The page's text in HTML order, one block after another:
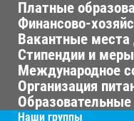
Платные
Финансово-
Вакантные
Стипендии и
Международное
Организация
Наши группы